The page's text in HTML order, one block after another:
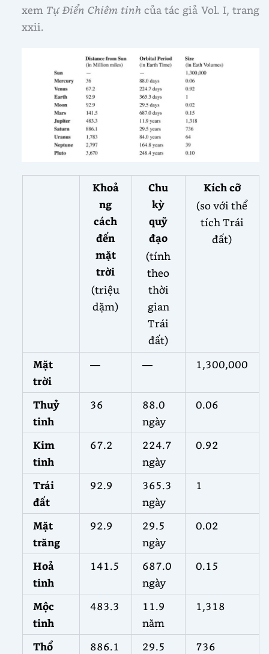
xem Tự Điển Chiêm tinhcủa tác giả Vol. I, trang
xxii.
Khoả
ng
cách
đến
mặt
trời
(triệu
dặm)
Chu
kỳ
quỹ
đạo
(tính
theo
thời
gian
Trái
đất)
Kích cỡ
(so với thể
tích Trái
đất)
Mặt
trời
— — 1,300,000
Thuỷ
tinh
36
88.0
ngày
0.06
Kim
tinh
67.2
224.7
ngày
0.92
Trái
đất
92.9
365.3
ngày
1
Mặt
trăng
92.9
29.5
ngày
0.02
Hoả
tinh
141.5
687.0
ngày
0.15
Mộc
tinh
483.3
11.9
năm
1,318
Thổ
886.1
29.5
736